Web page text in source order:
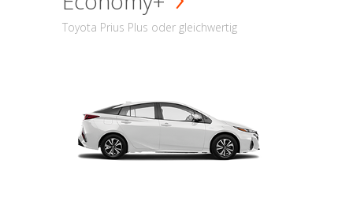
Toyota Prius Plus oder gleichwertig